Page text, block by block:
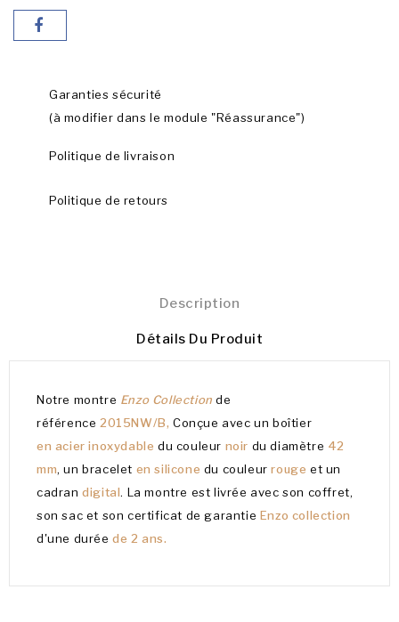
Garanties sécurité
(à modifier dans le module "Réassurance")
Politique de livraison
Politique de retours
Description
Détails Du Produit
Notre montre Enzo Collectionde
référence 2015NW/B, Conçue avec un boîtier
en acier inoxydable du couleur noir du diamètre 42
mm, un bracelet en silicone du couleurrougeet un
cadran digital. La montre est livrée avec son coffret,
son sac et son certificat de garantie Enzo collection
d'une duréede 2 ans.